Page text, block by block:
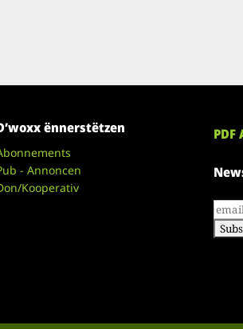
ënnerstëtzen
- Annoncen
Kooperativ